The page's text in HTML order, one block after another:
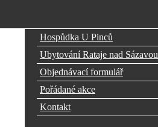
Hospůdka U Pinců
Ubytování Rataje nad Sázavou
Objednávací formulář
Pořádané akce
Kontakt